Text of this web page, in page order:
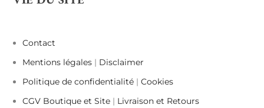
Contact
Mentions légales | Disclaimer
Politique de confidentialité |Cookies
CGV Boutique et Site | Livraison et Retours